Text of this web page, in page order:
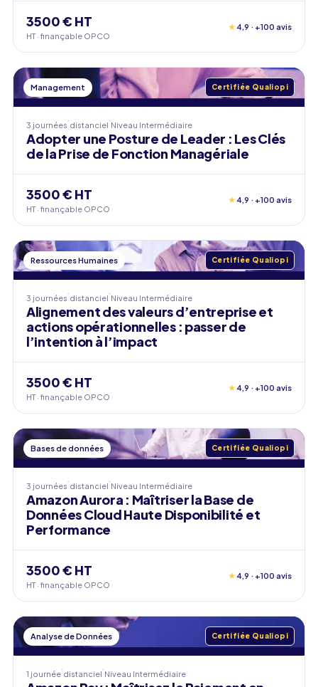
3500 € HT
HT · finançable OPCO
★ 4,9 · +100 avis
Management Certifiée Qualiopi
3 journées distanciel Niveau Intermédiaire
Adopter une Posture de Leader : Les Clés
de la Prise de Fonction Managériale
3500 € HT
HT · finançable OPCO
★ 4,9 · +100 avis
Ressources Humaines Certifiée Qualiopi
3 journées distanciel Niveau Intermédiaire
Alignement des valeurs d’entreprise et
actions opérationnelles : passer de
l’intention à l’impact
3500 € HT
HT · finançable OPCO
★ 4,9 · +100 avis
Bases de données Certifiée Qualiopi
3 journées distanciel Niveau Intermédiaire
Amazon Aurora : Maîtriser la Base de
Données Cloud Haute Disponibilité et
Performance
3500 € HT
HT · finançable OPCO
★ 4,9 · +100 avis
Analyse de Données Certifiée Qualiopi
1 journée distanciel Niveau Intermédiaire